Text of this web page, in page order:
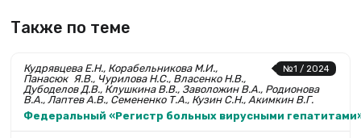
Также по теме
№1 / 2024
Кудрявцева Е.Н., Корабельникова М.И.,
Панасюк Я.В., Чурилова Н.С., Власенко Н.В.,
Дубоделов Д.В., Клушкина В.В., Заволожин В.А., Родионова
В.А., Лаптев А.В., Семененко Т.А., Кузин С.Н., Акимкин В.Г.
Федеральный «Регистр больных вирусными